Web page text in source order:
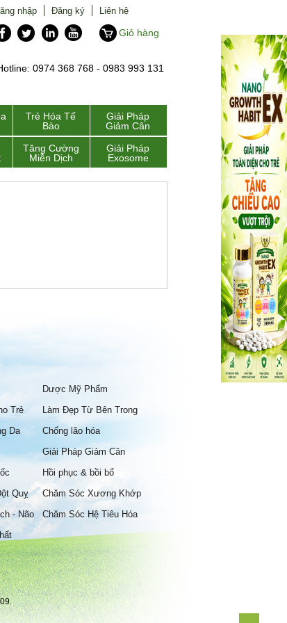
nhập Đăng ký
Liên hệ
Giỏ hàng
0974 368 768 - 0983 993 131
Trẻ Hóa Tế
Bào
Giải Pháp
Giảm Cân
Tăng Cường
Miễn Dịch
Giải Pháp
Exosome
Dược Mỹ Phẩm
Trẻ
Làm Đẹp Từ Bên Trong
Da
Chống lão hóa
Giải Pháp Giảm Cân
Hồi phục & bồi bổ
Quỵ
Chăm Sóc Xương Khớp
- Não
Chăm Sóc Hệ Tiêu Hóa